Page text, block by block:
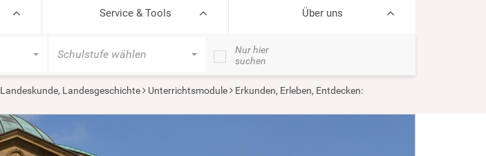
Service & Tools Über uns
Schulstufe wählen
Nur hier
suchen
Landeskunde, Landesgeschichte Unterrichtsmodule
Erkunden, Erleben, Entdecken: